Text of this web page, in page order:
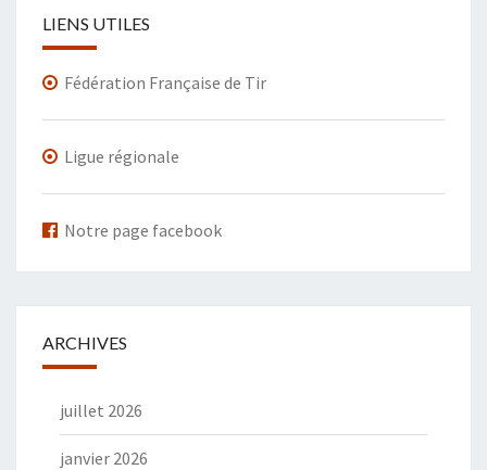
LIENS UTILES
Fédération Française de Tir
Ligue régionale
Notre page facebook
ARCHIVES
juillet 2026
janvier 2026